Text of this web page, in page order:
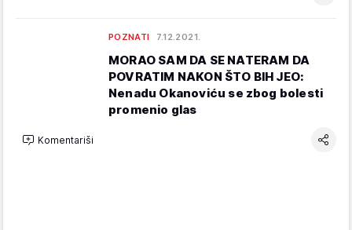
POZNATI 7.12.2021.
MORAO SAM DA SE NATERAM DA
POVRATIM NAKON ŠTO BIH JEO:
Nenadu Okanoviću se zbog bolesti
promenio glas
Komentariši